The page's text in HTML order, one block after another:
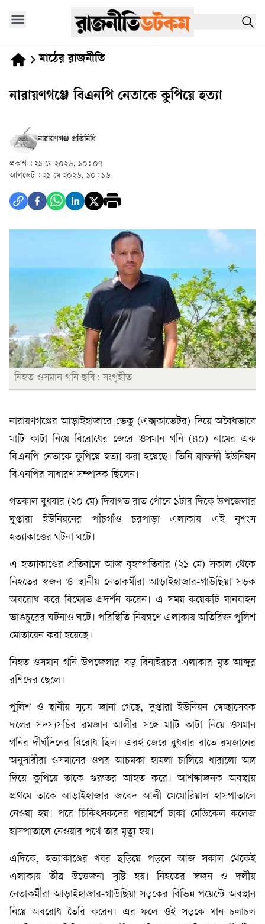
মাঠের রাজনীতি
নারায়ণগঞ্জে বিএনপি নেতাকে কুপিয়ে হত্যা
নারায়ণগঞ্জ প্রতিনিধি
প্রকাশ : ২১ মে ২০২৬, ১০: ০৭
আপডেট : ২১ মে ২০২৬, ১০: ১৬
নিহত ওসমান গনি ছবি: সংগৃহীত
নারায়ণগঞ্জের আড়াইহাজারে ভেকু (এক্সকাভেটর) দিয়ে অবৈধভাবে
মাটি কাটা নিয়ে বিরোধের জেরে ওসমান গনি (৪০) নামের এক
বিএনপি নেতাকে কুপিয়ে হত্যা করা হয়েছে। তিনি ব্রাহ্মন্দী ইউনিয়ন
বিএনপির সাধারণ সম্পাদক ছিলেন।
গতকাল বুধবার (২০ মে) দিবাগত রাত পৌনে ১টার দিকে উপজেলার
দুপ্তারা ইউনিয়নের পাঁচগাঁও চরপাড়া এলাকায় এই নৃশংস
হত্যাকাণ্ডের ঘটনা ঘটে।
এ হত্যাকাণ্ডের প্রতিবাদে আজ বৃহস্পতিবার (২১ মে) সকাল থেকে
নিহতের স্বজন ও স্থানীয় নেতাকর্মীরা আড়াইহাজার-গাউছিয়া সড়ক
অবরোধ করে বিক্ষোভ প্রদর্শন করেন। এ সময় কয়েকটি যানবাহন
ভাঙচুরের ঘটনাও ঘটে। পরিস্থিতি নিয়ন্ত্রণে এলাকায় অতিরিক্ত পুলিশ
মোতায়েন করা হয়েছে।
নিহত ওসমান গনি উপজেলার বড় বিনাইরচর এলাকার মৃত আব্দুর
রশিদের ছেলে।
পুলিশ ও স্থানীয় সূত্রে জানা গেছে, দুপ্তারা ইউনিয়ন স্বেচ্ছাসেবক
দলের সদস্যসচিব রমজান আলীর সঙ্গে মাটি কাটা নিয়ে ওসমান
গনির দীর্ঘদিনের বিরোধ ছিল। এরই জেরে বুধবার রাতে রমজানের
অনুসারীরা ওসমানের ওপর আচমকা হামলা চালিয়ে ধারালো অস্ত্র
দিয়ে কুপিয়ে তাকে গুরুতর আহত করে। আশঙ্কাজনক অবস্থায়
প্রথমে তাকে আড়াইহাজার জবেদ আলী মেমোরিয়াল হাসপাতালে
নেওয়া হয়। পরে চিকিৎসকদের পরামর্শে ঢাকা মেডিকেল কলেজ
হাসপাতালে নেওয়ার পথে তার মৃত্যু হয়।
এদিকে, হত্যাকাণ্ডের খবর ছড়িয়ে পড়লে আজ সকাল থেকেই
এলাকায় তীব্র উত্তেজনা সৃষ্টি হয়। নিহতের স্বজন ও দলীয়
নেতাকর্মীরা আড়াইহাজার-গাউছিয়া সড়কের বিভিন্ন পয়েন্টে অবস্থান
নিয়ে অবরোধ তৈরি করেন। এর ফলে ওই সড়কে যান চলাচল